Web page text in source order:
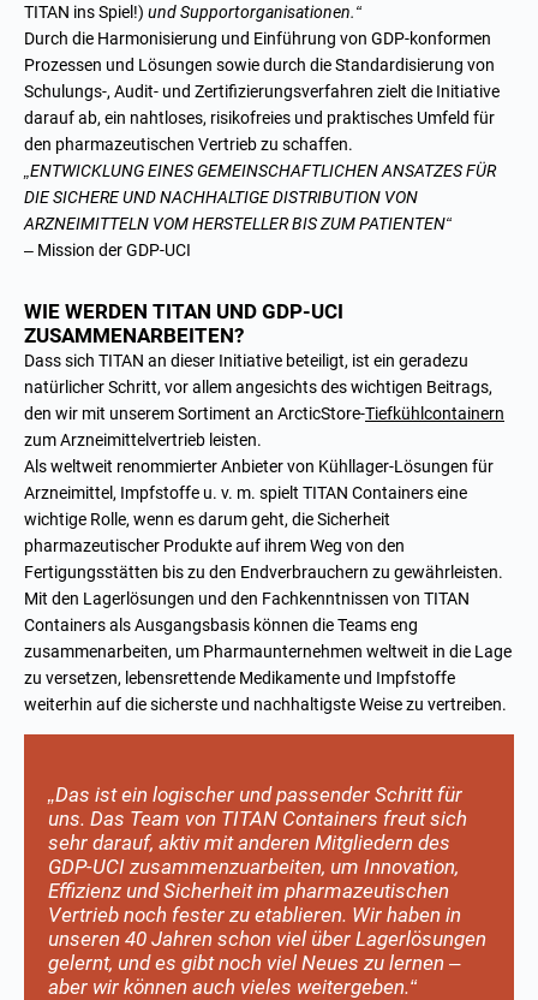
TITAN ins Spiel!) und Supportorganisationen.“
Durch die Harmonisierung und Einführung von GDP-konformen
Prozessen und Lösungen sowie durch die Standardisierung von
Schulungs-, Audit- und Zertifizierungsverfahren zielt die Initiative
darauf ab, ein nahtloses, risikofreies und praktisches Umfeld für
den pharmazeutischen Vertrieb zu schaffen.
„ENTWICKLUNG EINES GEMEINSCHAFTLICHEN ANSATZES FÜR
DIE SICHERE UND NACHHALTIGE DISTRIBUTION VON
ARZNEIMITTELN VOM HERSTELLER BIS ZUM PATIENTEN“
– Mission der GDP-UCI
WIE WERDEN TITAN UND GDP-UCI
ZUSAMMENARBEITEN?
Dass sich TITAN an dieser Initiative beteiligt, ist ein geradezu
natürlicher Schritt, vor allem angesichts des wichtigen Beitrags,
den wir mit unseremSortiment an ArcticStore-Tiefkühlcontainern
zum Arzneimittelvertrieb leisten.
Als weltweit renommierterAnbieter von Kühllager-Lösungen für
Arzneimittel, Impfstoffe u. v. m. spielt TITAN Containers eine
wichtige Rolle, wenn es darum geht, die Sicherheit
pharmazeutischer Produkte auf ihrem Weg von den
Fertigungsstätten bis zu den Endverbrauchern zu gewährleisten.
Mit den Lagerlösungen und den Fachkenntnissen von TITAN
Containers als Ausgangsbasis können die Teams eng
zusammenarbeiten, um Pharmaunternehmen weltweit in die Lage
zu versetzen, lebensrettende Medikamente und Impfstoffe
weiterhin auf die sicherste und nachhaltigste Weise zu vertreiben.
„Das ist ein logischer und passender Schritt für
uns. Das Team von TITAN Containers freut sich
sehr darauf, aktiv mit anderen Mitgliedern des
GDP-UCI zusammenzuarbeiten, um Innovation,
Effizienz und Sicherheit im pharmazeutischen
Vertrieb noch fester zu etablieren. Wir haben in
unseren 40 Jahren schon viel über Lagerlösungen
gelernt, und es gibt noch viel Neues zu lernen –
aber wir können auch vieles weitergeben.“